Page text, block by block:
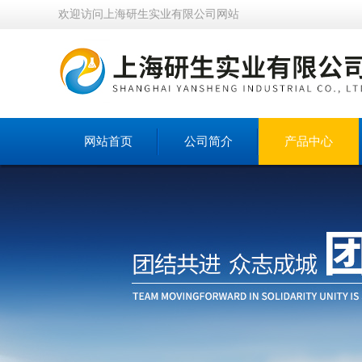
欢迎访问上海研生实业有限公司网站
网站首页 公司简介 产品中心